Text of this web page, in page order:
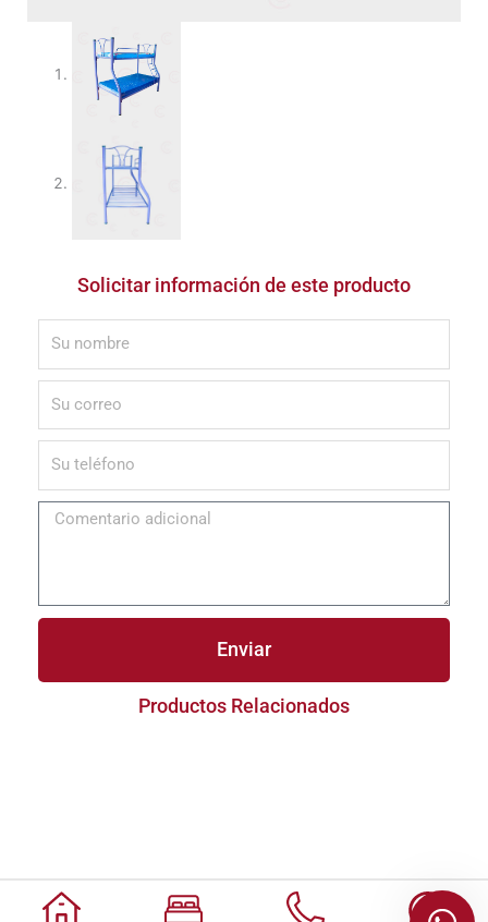
Solicitar información de este producto
Enviar
Productos Relacionados